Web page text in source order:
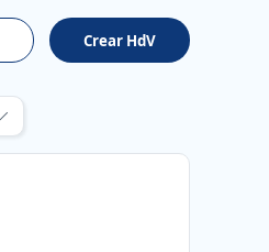
Crear HdV